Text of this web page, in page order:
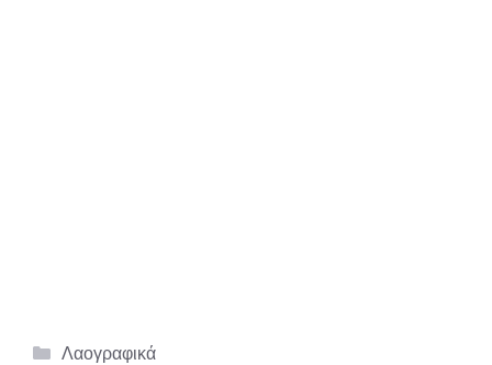
Κατηγορίες
Λαογραφικά